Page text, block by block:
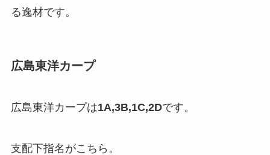
る逸材です。
広島東洋カープ
広島東洋カープは1A,3B,1C,2Dです。
支配下指名がこちら。